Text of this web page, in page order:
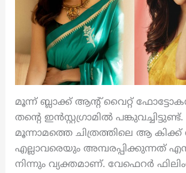
മൂന്ന് ബ്ലാക്ക് ആന്റ് വൈറ്റ്
തന്റെ ഇന്‍സ്റ്റഗ്രാമില്‍
മൂന്നാമത്തെ ചിത്രത്തിലെ ആ
എല്ലാവരെയും അമ്പരപ്പിക്കുന്നത്
നിന്നും വ്യക്തമാണ്. വേഫെറര്‍